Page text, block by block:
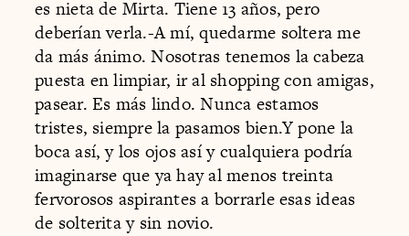
es nieta de Mirta. Tiene 13 años, pero
deberían verla.-A mí, quedarme soltera me
da más ánimo. Nosotras tenemos la cabeza
puesta en limpiar, ir al shopping con amigas,
pasear. Es más lindo. Nunca estamos
tristes, siempre la pasamos bien.Y pone la
boca así, y los ojos así y cualquiera podría
imaginarse que ya hay al menos treinta
fervorosos aspirantes a borrarle esas ideas
de solterita y sin novio.